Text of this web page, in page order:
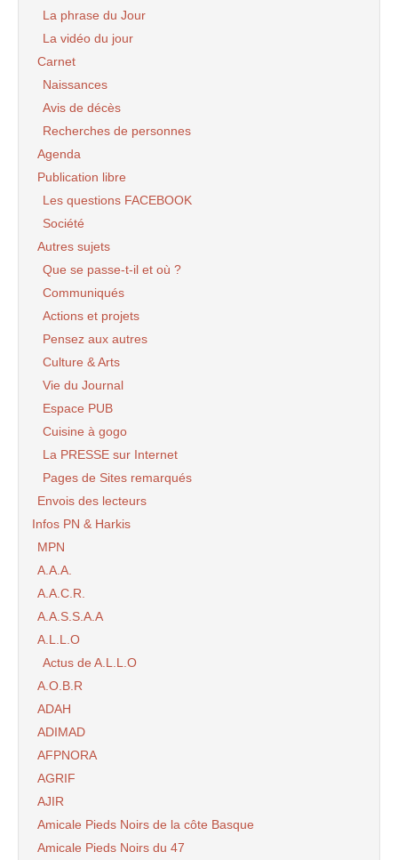
La phrase du Jour
La vidéo du jour
Carnet
Naissances
Avis de décès
Recherches de personnes
Agenda
Publication libre
Les questions FACEBOOK
Société
Autres sujets
Que se passe-t-il et où ?
Communiqués
Actions et projets
Pensez aux autres
Culture & Arts
Vie du Journal
Espace PUB
Cuisine à gogo
La PRESSE sur Internet
Pages de Sites remarqués
Envois des lecteurs
Infos PN & Harkis
MPN
A.A.A.
A.A.C.R.
A.A.S.S.A.A
A.L.L.O
Actus de A.L.L.O
A.O.B.R
ADAH
ADIMAD
AFPNORA
AGRIF
AJIR
Amicale Pieds Noirs de la côte Basque
Amicale Pieds Noirs du 47